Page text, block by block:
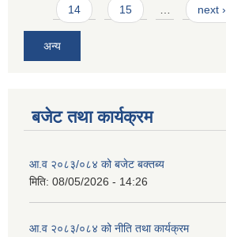
14 15 next ›
अन्य
बजेट तथा कार्यक्रम
आ.व २०८३/०८४ को बजेट बक्तब्य
मिति: 08/05/2026 - 14:26
आ.व २०८३/०८४ को नीति तथा कार्यक्रम